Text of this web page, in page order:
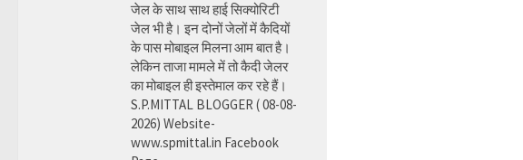
जेल के साथ साथ हाई सिक्योरिटी
जेल भी है। इन दोनों जेलों में कैदियों
के पास मोबाइल मिलना आम बात है।
लेकिन ताजा मामले में तो कैदी जेलर
का मोबाइल ही इस्तेमाल कर रहे हैं।
S.P.MITTAL BLOGGER ( 08-08-
2026) Website-
www.spmittal.in Facebook